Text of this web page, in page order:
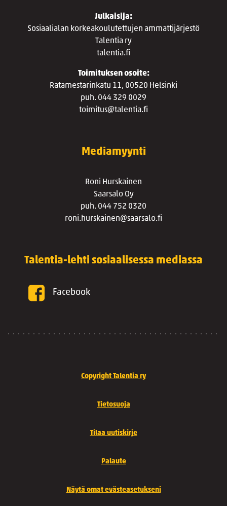
Julkaisija:
Sosiaalialan korkeakoulutettujen ammattijärjestö
Talentia ry
talentia.fi
Toimituksen osoite:
Ratamestarinkatu 11, 00520 Helsinki
puh. 044 329 0029
toimitus@talentia.fi
Mediamyynti
Roni Hurskainen
Saarsalo Oy
puh. 044 752 0320
roni.hurskainen@saarsalo.fi
Talentia-lehti sosiaalisessa mediassa
Facebook
Copyright Talentia ry
Tietosuoja
Tilaa uutiskirje
Palaute
Näytä omat evästeasetukseni